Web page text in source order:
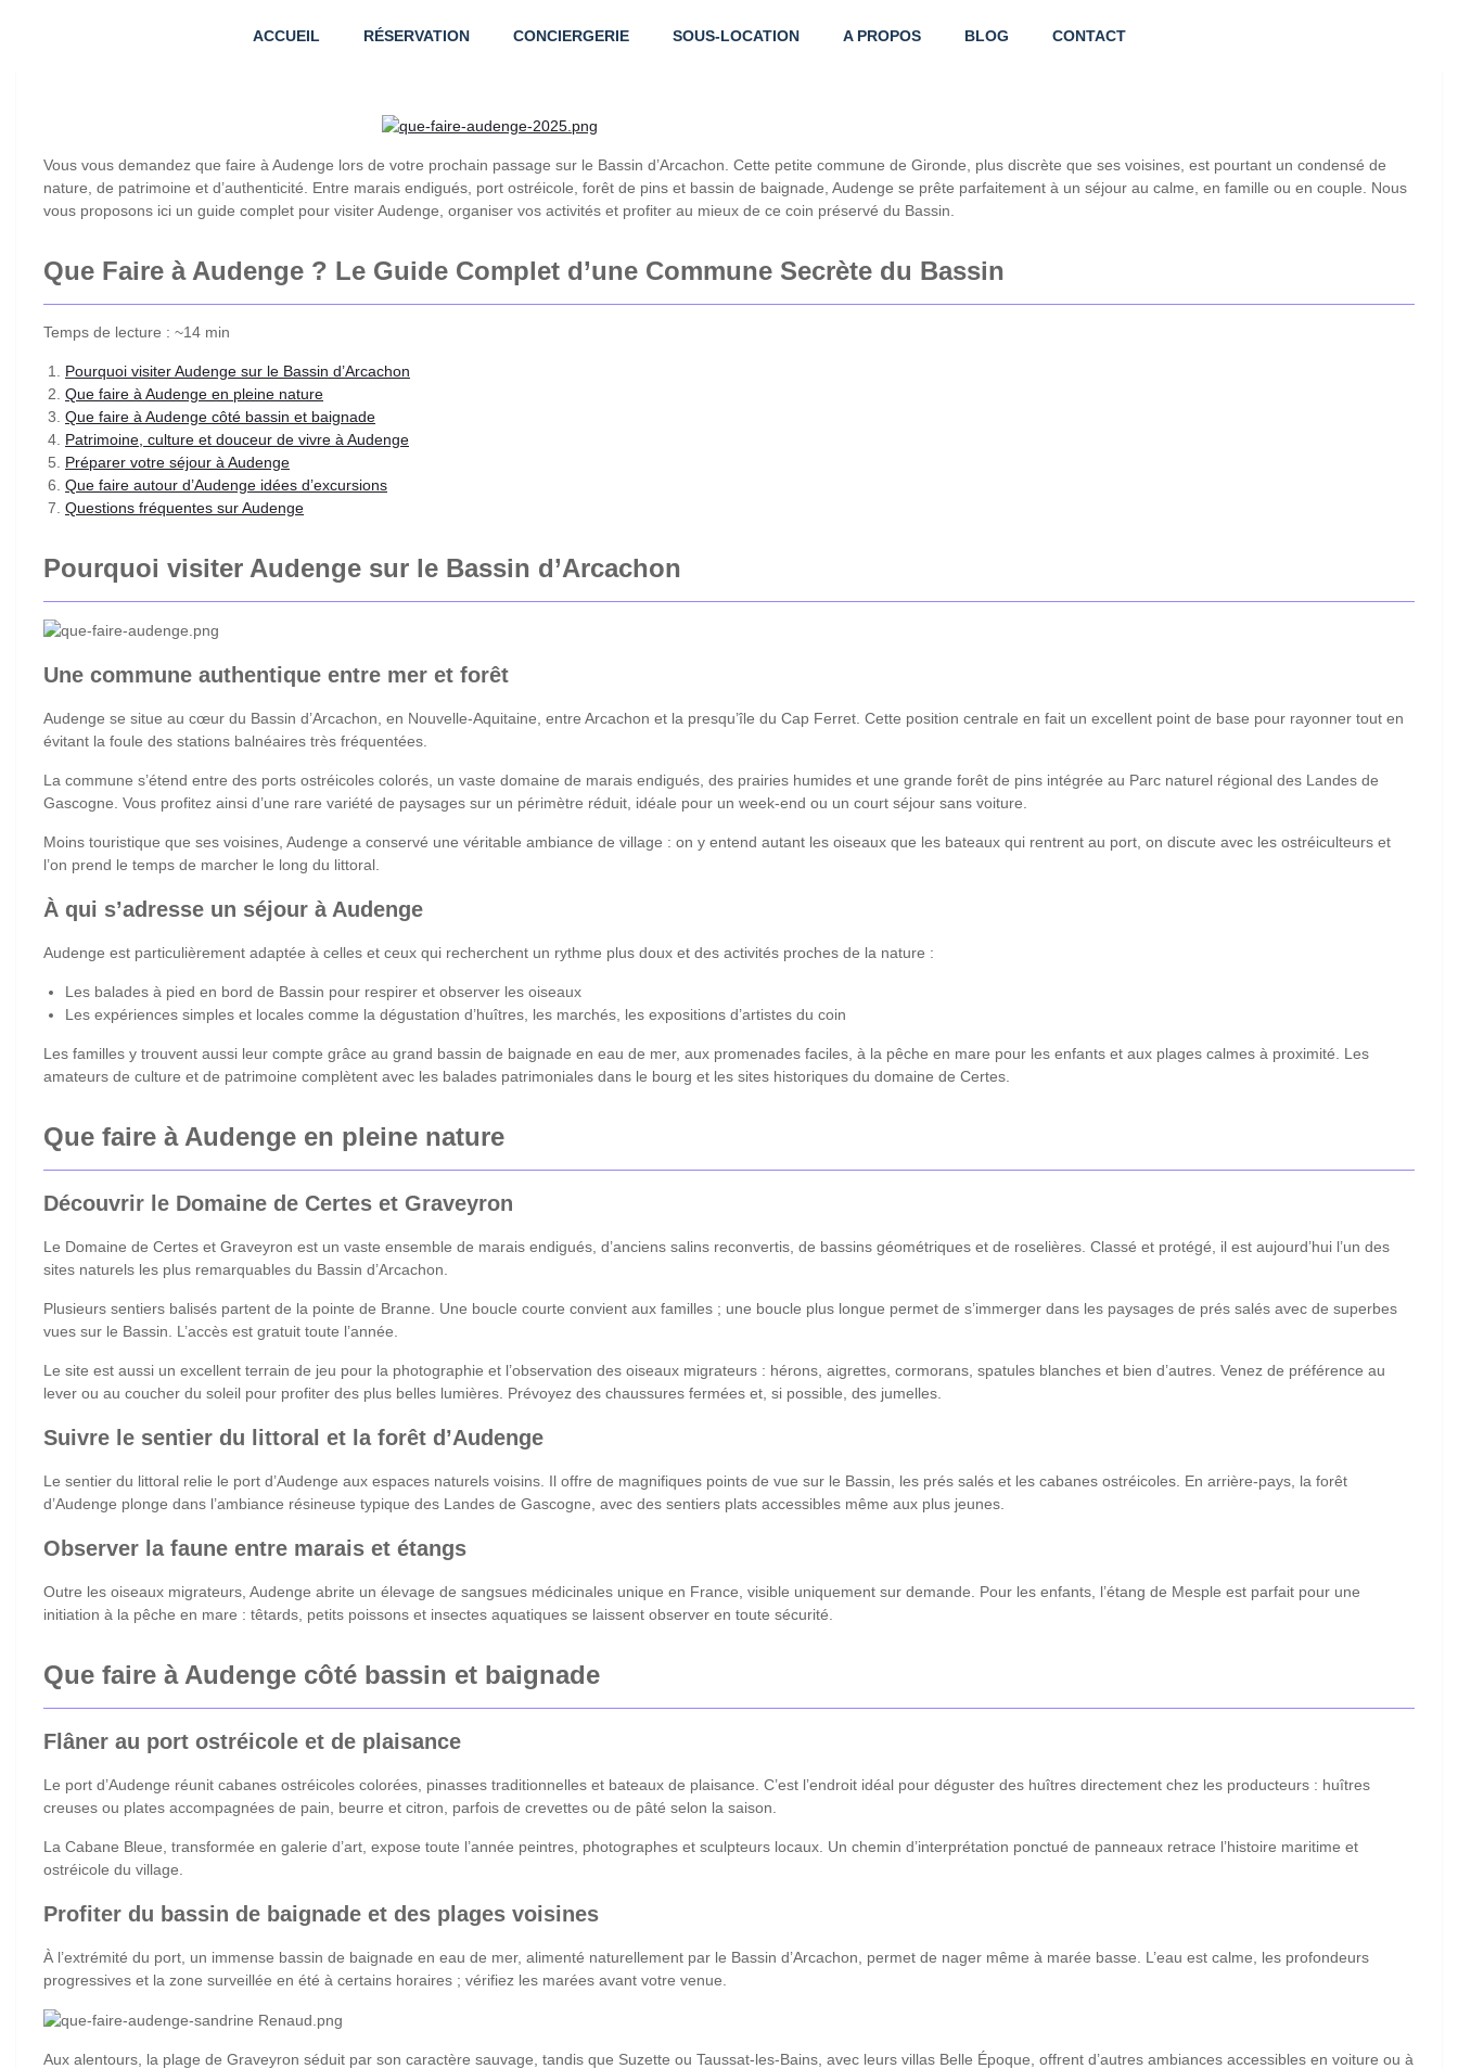
ACCUEIL RÉSERVATION CONCIERGERIE SOUS-LOCATION A PROPOS BLOG CONTACT
Vous vous demandez que faire à Audenge lors de votre prochain passage sur le Bassin d’Arcachon. Cette petite commune de Gironde, plus discrète que ses voisines, est pourtant un condensé de
nature, de patrimoine et d’authenticité. Entre marais endigués, port ostréicole, forêt de pins et bassin de baignade, Audenge se prête parfaitement à un séjour au calme, en famille ou en couple. Nous
vous proposons ici un guide complet pour visiter Audenge, organiser vos activités et profiter au mieux de ce coin préservé du Bassin.
Que Faire à Audenge ? Le Guide Complet d’une Commune Secrète du Bassin
Temps de lecture : ~14 min
Pourquoi visiter Audenge sur le Bassin d’Arcachon
Que faire à Audenge en pleine nature
Que faire à Audenge côté bassin et baignade
Patrimoine, culture et douceur de vivre à Audenge
Préparer votre séjour à Audenge
Que faire autour d’Audenge idées d’excursions
Questions fréquentes sur Audenge
Pourquoi visiter Audenge sur le Bassin d’Arcachon
Une commune authentique entre mer et forêt
Audenge se situe au cœur du Bassin d’Arcachon, en Nouvelle-Aquitaine, entre Arcachon et la presqu’île du Cap Ferret. Cette position centrale en fait un excellent point de base pour rayonner tout en
évitant la foule des stations balnéaires très fréquentées.
La commune s’étend entre des ports ostréicoles colorés, un vaste domaine de marais endigués, des prairies humides et une grande forêt de pins intégrée au Parc naturel régional des Landes de
Gascogne. Vous profitez ainsi d’une rare variété de paysages sur un périmètre réduit, idéale pour un week-end ou un court séjour sans voiture.
Moins touristique que ses voisines, Audenge a conservé une véritable ambiance de village : on y entend autant les oiseaux que les bateaux qui rentrent au port, on discute avec les ostréiculteurs et
l’on prend le temps de marcher le long du littoral.
À qui s’adresse un séjour à Audenge
Audenge est particulièrement adaptée à celles et ceux qui recherchent un rythme plus doux et des activités proches de la nature :
Les balades à pied en bord de Bassin pour respirer et observer les oiseaux
Les expériences simples et locales comme la dégustation d’huîtres, les marchés, les expositions d’artistes du coin
Les familles y trouvent aussi leur compte grâce au grand bassin de baignade en eau de mer, aux promenades faciles, à la pêche en mare pour les enfants et aux plages calmes à proximité. Les
amateurs de culture et de patrimoine complètent avec les balades patrimoniales dans le bourg et les sites historiques du domaine de Certes.
Que faire à Audenge en pleine nature
Découvrir le Domaine de Certes et Graveyron
Le Domaine de Certes et Graveyron est un vaste ensemble de marais endigués, d’anciens salins reconvertis, de bassins géométriques et de roselières. Classé et protégé, il est aujourd’hui l’un des
sites naturels les plus remarquables du Bassin d’Arcachon.
Plusieurs sentiers balisés partent de la pointe de Branne. Une boucle courte convient aux familles ; une boucle plus longue permet de s’immerger dans les paysages de prés salés avec de superbes
vues sur le Bassin. L’accès est gratuit toute l’année.
Le site est aussi un excellent terrain de jeu pour la photographie et l’observation des oiseaux migrateurs : hérons, aigrettes, cormorans, spatules blanches et bien d’autres. Venez de préférence au
lever ou au coucher du soleil pour profiter des plus belles lumières. Prévoyez des chaussures fermées et, si possible, des jumelles.
Suivre le sentier du littoral et la forêt d’Audenge
Le sentier du littoral relie le port d’Audenge aux espaces naturels voisins. Il offre de magnifiques points de vue sur le Bassin, les prés salés et les cabanes ostréicoles. En arrière-pays, la forêt
d’Audenge plonge dans l’ambiance résineuse typique des Landes de Gascogne, avec des sentiers plats accessibles même aux plus jeunes.
Observer la faune entre marais et étangs
Outre les oiseaux migrateurs, Audenge abrite un élevage de sangsues médicinales unique en France, visible uniquement sur demande. Pour les enfants, l’étang de Mesple est parfait pour une
initiation à la pêche en mare : têtards, petits poissons et insectes aquatiques se laissent observer en toute sécurité.
Que faire à Audenge côté bassin et baignade
Flâner au port ostréicole et de plaisance
Le port d’Audenge réunit cabanes ostréicoles colorées, pinasses traditionnelles et bateaux de plaisance. C’est l’endroit idéal pour déguster des huîtres directement chez les producteurs : huîtres
creuses ou plates accompagnées de pain, beurre et citron, parfois de crevettes ou de pâté selon la saison.
La Cabane Bleue, transformée en galerie d’art, expose toute l’année peintres, photographes et sculpteurs locaux. Un chemin d’interprétation ponctué de panneaux retrace l’histoire maritime et
ostréicole du village.
Profiter du bassin de baignade et des plages voisines
À l’extrémité du port, un immense bassin de baignade en eau de mer, alimenté naturellement par le Bassin d’Arcachon, permet de nager même à marée basse. L’eau est calme, les profondeurs
progressives et la zone surveillée en été à certains horaires ; vérifiez les marées avant votre venue.
Aux alentours, la plage de Graveyron séduit par son caractère sauvage, tandis que Suzette ou Taussat-les-Bains, avec leurs villas Belle Époque, offrent d’autres ambiances accessibles en voiture ou à